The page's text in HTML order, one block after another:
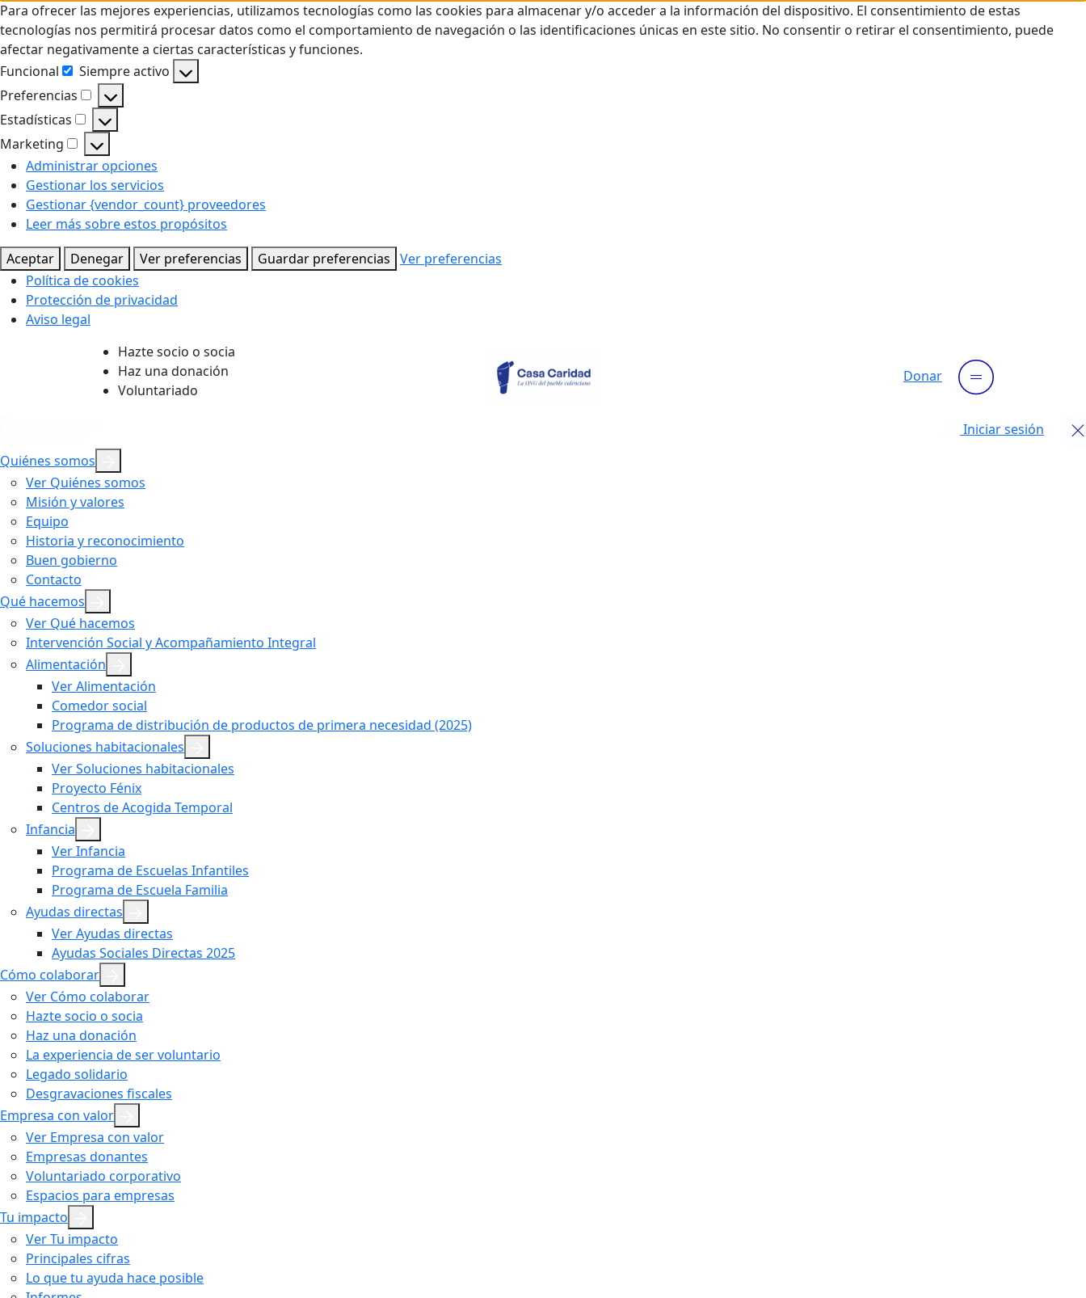
Para ofrecer las mejores experiencias, utilizamos tecnologías como las cookies para almacenar y/o acceder a la información del dispositivo. El consentimiento de estas
tecnologías nos permitirá procesar datos como el comportamiento de navegación o las identificaciones únicas en este sitio. No consentir o retirar el consentimiento, puede
afectar negativamente a ciertas características y funciones.
Funcional
Funcional
Siempre activo
Preferencias
Preferencias
Estadísticas
Estadísticas
Marketing
Marketing
Administrar opciones
Gestionar los servicios
Gestionar {vendor_count} proveedores
Leer más sobre estos propósitos
Aceptar
Denegar Ver preferencias Guardar preferencias Ver preferencias
Política de cookies
Protección de privacidad
Aviso legal
Hazte socio o socia
Haz una donación
Voluntariado
Donar
Iniciar sesión
Quiénes somos
Ver Quiénes somos
Misión y valores
Equipo
Historia y reconocimiento
Buen gobierno
Contacto
Qué hacemos
Ver Qué hacemos
Intervención Social y Acompañamiento Integral
Alimentación
Ver Alimentación
Comedor social
Programa de distribución de productos de primera necesidad (2025)
Soluciones habitacionales
Ver Soluciones habitacionales
Proyecto Fénix
Centros de Acogida Temporal
Infancia
Ver Infancia
Programa de Escuelas Infantiles
Programa de Escuela Familia
Ayudas directas
Ver Ayudas directas
Ayudas Sociales Directas 2025
Cómo colaborar
Ver Cómo colaborar
Hazte socio o socia
Haz una donación
La experiencia de ser voluntario
Legado solidario
Desgravaciones fiscales
Empresa con valor
Ver Empresa con valor
Empresas donantes
Voluntariado corporativo
Espacios para empresas
Tu impacto
Ver Tu impacto
Principales cifras
Lo que tu ayuda hace posible